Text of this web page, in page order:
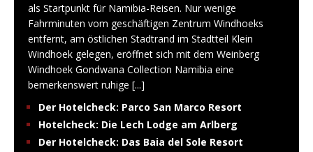
als Startpunkt für Namibia-Reisen. Nur wenige
Fahrminuten vom geschäftigen Zentrum Windhoeks
entfernt, am östlichen Stadtrand im Stadtteil Klein
Windhoek gelegen, eröffnet sich mit dem Weinberg
Windhoek Gondwana Collection Namibia eine
bemerkenswert ruhige [...]
Der Hotelcheck: Parco San Marco Resort
Hotelcheck: Die Lech Lodge am Arlberg
Der Hotelcheck: Das Baia del Sole Resort